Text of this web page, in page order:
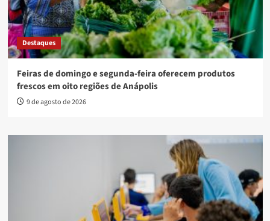
Destaques
Feiras de domingo e segunda-feira oferecem produtos
frescos em oito regiões de Anápolis
9 de agosto de 2026